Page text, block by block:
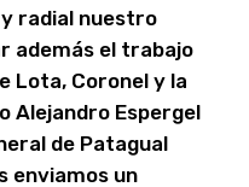
radial nuestro
además el trabajo
Lota, Coronel y la
Alejandro Espergel
de Patagual
enviamos un